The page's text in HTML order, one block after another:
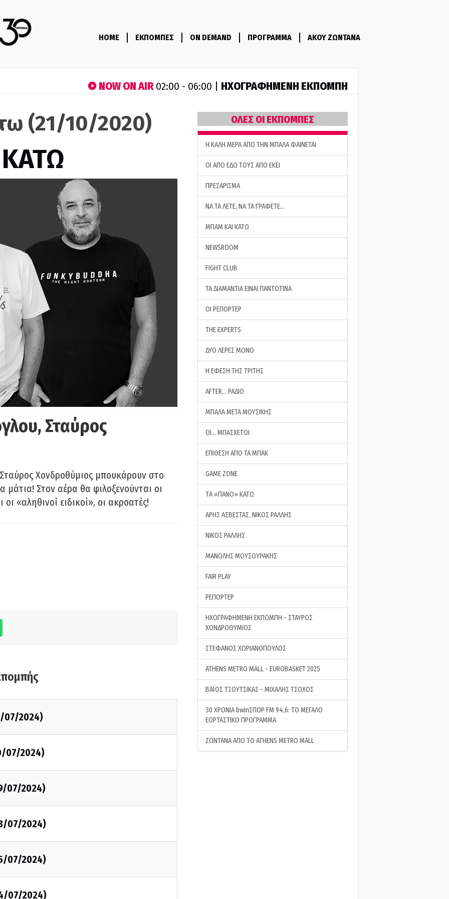
HOME ΕΚΠΟΜΠΕΣ ON DEMAND ΠΡΟΓΡΑΜΜΑ ΑΚΟΥ ΖΩΝΤΑΝΑ
NOW ON AIR02:00 - 06:00 | ΗΧΟΓΡΑΦΗΜΕΝΗ ΕΚΠΟΜΠΗ
(21/10/2020)
Σταύρος
Χονδροθύμιος μπουκάρουν στο
μάτια! Στον αέρα θα φιλοξενούνται οι
«αληθινοί ειδικοί», οι ακροατές!
07/2024)
07/2024)
07/2024)
07/2024)
07/2024)
07/2024)
ΟΛΕΣ ΟΙ ΕΚΠΟΜΠΕΣ
H ΚΑΛΗ ΜΕΡΑ ΑΠΟ ΤΗΝ ΜΠΑΛΑ ΦΑΙΝΕΤΑΙ
ΟΙ ΑΠΟ ΕΔΩ ΤΟΥΣ ΑΠΟ ΕΚΕΙ
ΠΡΕΣΑΡΙΣΜΑ
ΝΑ ΤΑ ΛΕΤΕ, ΝΑ ΤΑ ΓΡΑΦΕΤΕ…
ΜΠΑΜ ΚΑΙ ΚΑΤΩ
NEWSROOM
FIGHT CLUB
ΤΑ ΔΙΑΜΑΝΤΙΑ ΕΙΝΑΙ ΠΑΝΤΟΤΙΝΑ
ΟΙ ΡΕΠΟΡΤΕΡ
THE EXPERTS
ΔΥΟ ΛΕΡΕΣ ΜΟΝΟ
Η ΕΦΕΣΗ ΤΗΣ ΤΡΙΤΗΣ
AFTER… ΡΑΔΙΟ
ΜΠΑΛΑ ΜΕΤΑ ΜΟΥΣΙΚΗΣ
ΟΙ… ΜΠΑΣΧΕΤΟΙ
ΕΠΙΘΕΣΗ ΑΠΟ ΤΑ ΜΠΑΚ
GAME ZONE
ΤA «ΠΑΝΟ» ΚΑΤΩ
ΑΡΗΣ ΑΣΒΕΣΤΑΣ, ΝΙΚΟΣ ΡΑΛΛΗΣ
ΝΙΚΟΣ ΡΑΛΛΗΣ
ΜΑΝΩΛΗΣ ΜΟΥΣΟΥΡΑΚΗΣ
FAIR PLAY
ΡΕΠΟΡΤΕΡ
ΗΧΟΓΡΑΦΗΜΕΝΗ ΕΚΠΟΜΠΗ - ΣΤΑΥΡΟΣ
ΧΟΝΔΡΟΘΥΜΙΟΣ
ΣΤΕΦΑΝΟΣ ΧΩΡΙΑΝΟΠΟΥΛΟΣ
ATHENS METRO MALL - EUROBASKET 2025
ΒΑΪΟΣ ΤΣΟΥΤΣΙΚΑΣ - ΜΙΧΑΛΗΣ ΤΣΟΧΟΣ
30 ΧΡΟΝΙΑ bwinΣΠΟΡ FM 94,6: ΤΟ ΜΕΓΑΛΟ
ΕΟΡΤΑΣΤΙΚΟ ΠΡΟΓΡΑΜΜΑ
ΖΩΝΤΑΝΑ ΑΠΟ ΤΟ ATHENS METRO MALL